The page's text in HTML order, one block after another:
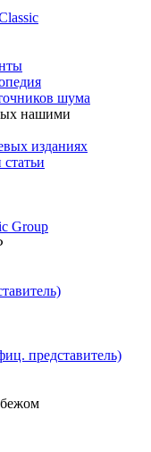
шума
нашими
изданиях
Group
представитель)